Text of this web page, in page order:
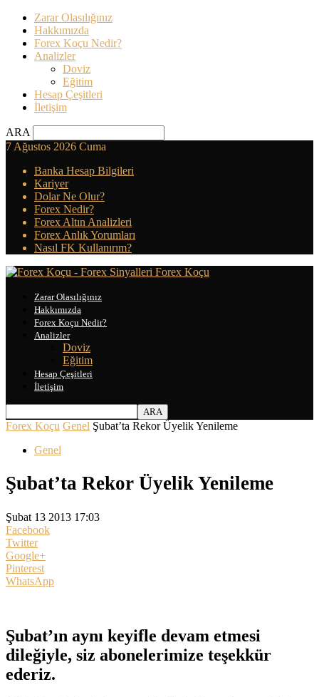
Zarar Olasılığınız
Hakkımızda
Forex Koçu Nedir?
Analizler
Doviz
Eğitim
Hesap Çeşitleri
İletişim
ARA
7 Ağustos 2026 Cuma
Banka Hesap Bilgileri
Kariyer
Dolar Ne Olur?
Forex Nedir?
Forex Altın Analizleri
Forex Anlık Yorumları
Nasıl FK Kullanırım?
Forex Koçu
Zarar Olasılığınız
Hakkımızda
Forex Koçu Nedir?
Analizler
Doviz
Eğitim
Hesap Çeşitleri
İletişim
Forex Koçu Genel Şubat’ta Rekor Üyelik Yenileme
Genel
Şubat’ta Rekor Üyelik Yenileme
Şubat 13 2013 17:03
Facebook
Twitter
Google+
Pinterest
WhatsApp
Şubat’ın aynı keyifle devam etmesi
dileğiyle, siz abonelerimize teşekkür
ederiz.